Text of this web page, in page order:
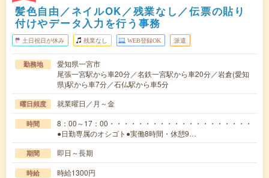
髪色自由／ネイルOK／残業なし／伝票の貼り
付けやデータ入力を行う事務
土日祝日が休み 残業なし WEB登録OK 派遣
勤務地
愛知県一宮市
尾張一宮駅から車20分／名鉄一宮駅から車20分／岩倉(愛知
県)駅から車7分／石仏駅から車5分
曜日頻度 就業曜日／月～金
時間
8：00～17：00・・・・・・・・・・・・・・・・・・・・
●日勤専属のオシゴト●実働8時間・休憩9…
期間 即日～長期
時給 時給1300円